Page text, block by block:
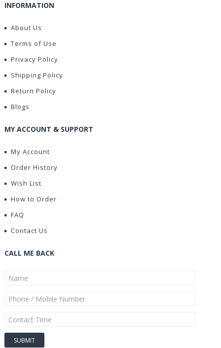
INFORMATION
About Us
Terms of Use
Privacy Policy
Shipping Policy
Return Policy
Blogs
MY ACCOUNT & SUPPORT
My Account
Order History
Wish List
How to Order
FAQ
Contact Us
CALL ME BACK